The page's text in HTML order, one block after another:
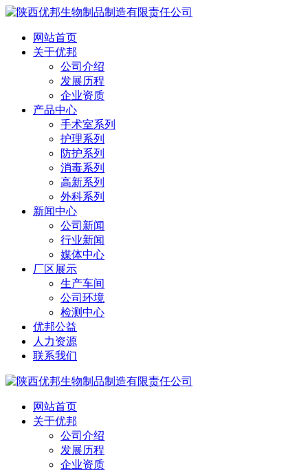
网站首页
关于优邦
公司介绍
发展历程
企业资质
产品中心
手术室系列
护理系列
防护系列
消毒系列
高新系列
外科系列
新闻中心
公司新闻
行业新闻
媒体中心
厂区展示
生产车间
公司环境
检测中心
优邦公益
人力资源
联系我们
网站首页
关于优邦
公司介绍
发展历程
企业资质